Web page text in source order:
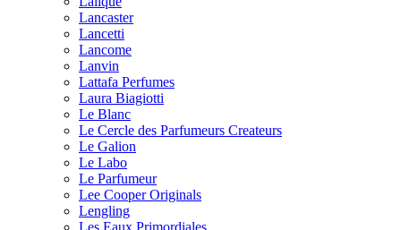
Lancaster
Lancetti
Lancome
Lanvin
Lattafa Perfumes
Laura Biagiotti
Le Blanc
Le Cercle des Parfumeurs Createurs
Le Galion
Le Labo
Le Parfumeur
Lee Cooper Originals
Lengling